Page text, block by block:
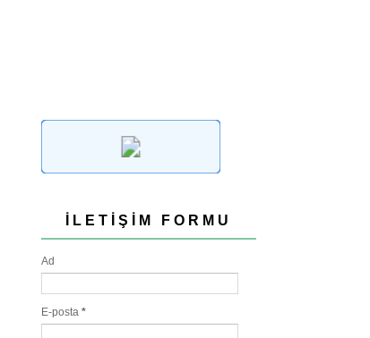
İLETIŞIM FORMU
Ad
E-posta *